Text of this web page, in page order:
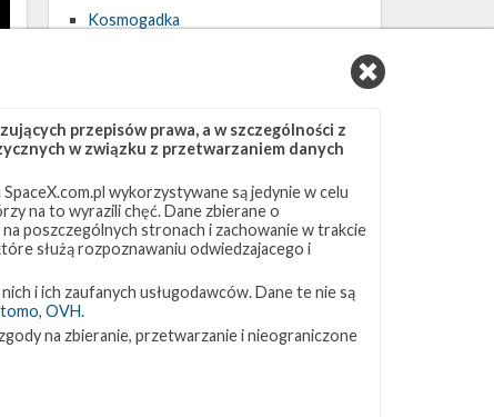
Kosmogadka
przepisów prawa, a w szczególności z
w związku z przetwarzaniem danych
wykorzystywane są jedynie w celu
na to wyrazili chęć. Dane zbierane o
poszczególnych stronach i zachowanie w trakcie
służą rozpoznawaniu odwiedzajacego i
i ich zaufanych usługodawców. Dane te nie są
, OVH.
na zbieranie, przetwarzanie i nieograniczone